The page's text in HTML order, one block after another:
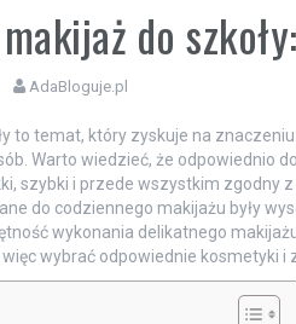
do
AdaBloguje.pl
to temat, który zyskuje na
Warto wiedzieć, że odpowiednio
szybki i przede wszystkim zgodny
do codziennego makijażu były
wykonania delikatnego
wybrać odpowiednie kosmetyki i